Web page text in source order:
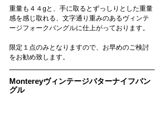
重量も４４gと、手に取るとずっしりとした重量
感を感じ取れる、文字通り重みのあるヴィンテ
ージフォークバングルに仕上がっております。
限定１点のみとなりますので、お早めのご検討
をお勧め致します。
Montereyヴィンテージバターナイフバン
グル